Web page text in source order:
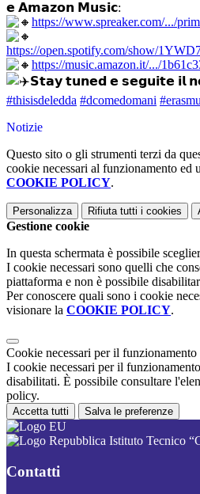
𝗲 𝗔𝗺𝗮𝘇𝗼𝗻 𝗠𝘂𝘀𝗶𝗰:
https://www.spreaker.com/.../
https://open.spotify.com/show/
https://music.amazon.it/.../
𝗦𝘁𝗮𝘆 𝘁𝘂𝗻𝗲𝗱 𝗲 𝘀𝗲𝗴𝘂𝗶𝘁𝗲 𝗶𝗹
#thisisdeledda #dcomedomani
Notizie
Questo sito o gli strumenti terzi da
cookie necessari al funzionamento
COOKIE POLICY.
Personalizza Rifiuta tutti i cookies
Gestione cookie
In questa schermata è possibile
I cookie necessari sono quelli che
piattaforma e non è possibile
Per conoscere quali sono i cookie
visionare la COOKIE POLICY.
Cookie necessari per il funzionamento
I cookie necessari per il
disabilitati. È possibile consultare
policy.
Accetta tutti Salva le preferenze
Istituto Tecnico
Contatti